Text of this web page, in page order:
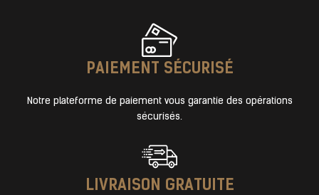
PAIEMENT SÉCURISÉ​
Notre plateforme de paiement vous garantie des opérations
sécurisés.
LIVRAISON GRATUITE